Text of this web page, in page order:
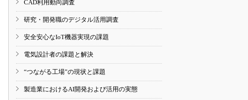
CAD利用動向調査
研究・開発職のデジタル活用調査
安全安心なIoT機器実現の課題
電気設計者の課題と解決
“つながる工場”の現状と課題
製造業におけるAI開発および活用の実態